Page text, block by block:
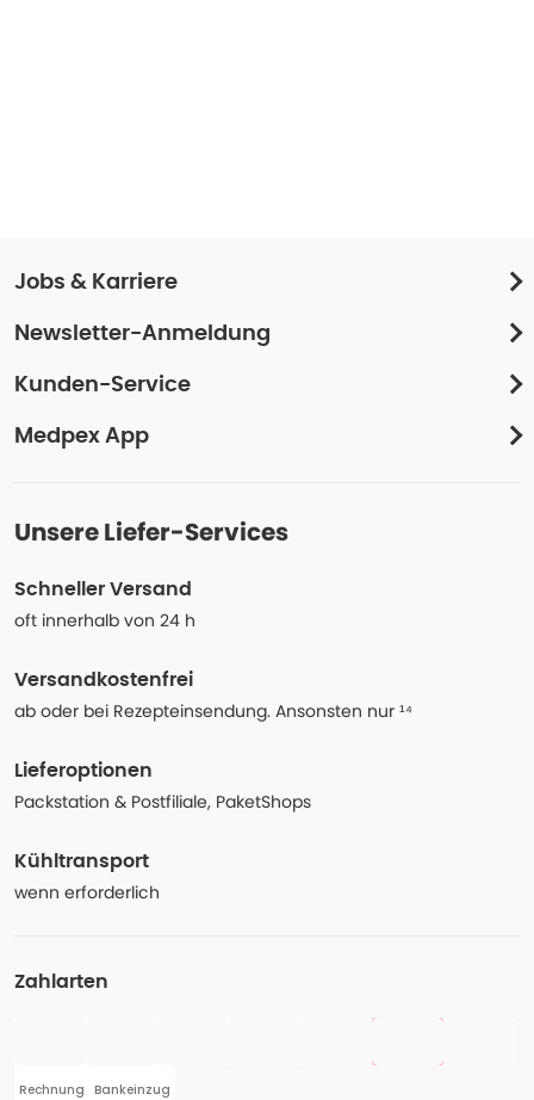
Jobs & Karriere
Newsletter-Anmeldung
Kunden-Service
Medpex App
Unsere Liefer-Services
Schneller Versand
oft innerhalb von 24 h
Versandkostenfrei
ab oder bei Rezepteinsendung. Ansonsten nur ¹⁴
Lieferoptionen
Packstation & Postfiliale, PaketShops
Kühltransport
wenn erforderlich
Zahlarten
Rechnung Bankeinzug